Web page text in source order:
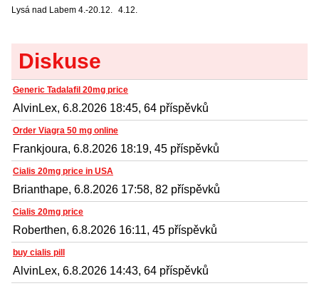
Lysá nad Labem 4.-20.12. 4.12.
Diskuse
Generic Tadalafil 20mg price
AlvinLex, 6.8.2026 18:45, 64 příspěvků
Order Viagra 50 mg online
Frankjoura, 6.8.2026 18:19, 45 příspěvků
Cialis 20mg price in USA
Brianthape, 6.8.2026 17:58, 82 příspěvků
Cialis 20mg price
Roberthen, 6.8.2026 16:11, 45 příspěvků
buy cialis pill
AlvinLex, 6.8.2026 14:43, 64 příspěvků